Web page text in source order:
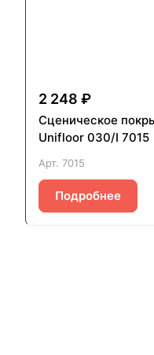
2 248 ₽
Сценическое
Unifloor 030/I 7015
Арт. 7015
Подробнее